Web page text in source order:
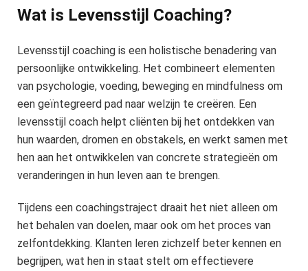
Wat is Levensstijl Coaching?
Levensstijl coaching is een holistische benadering van
persoonlijke ontwikkeling. Het combineert elementen
van psychologie, voeding, beweging en mindfulness om
een geïntegreerd pad naar welzijn te creëren. Een
levensstijl coach helpt cliënten bij het ontdekken van
hun waarden, dromen en obstakels, en werkt samen met
hen aan het ontwikkelen van concrete strategieën om
veranderingen in hun leven aan te brengen.
Tijdens een coachingstraject draait het niet alleen om
het behalen van doelen, maar ook om het proces van
zelfontdekking. Klanten leren zichzelf beter kennen en
begrijpen, wat hen in staat stelt om effectievere